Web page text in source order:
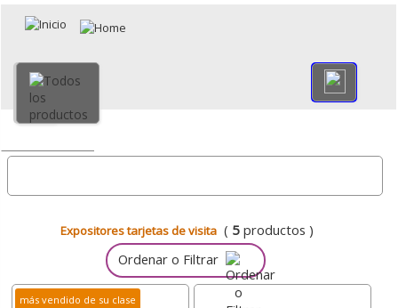
Volver
Expositores tarjetas de visita ( 5 productos )
Ordenar o Filtrar
más vendido de su clase